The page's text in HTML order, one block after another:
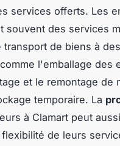
services offerts. Les
souvent des services
transport de biens à
l'emballage des
et le remontage de
temporaire. La
à Clamart peut
de leurs